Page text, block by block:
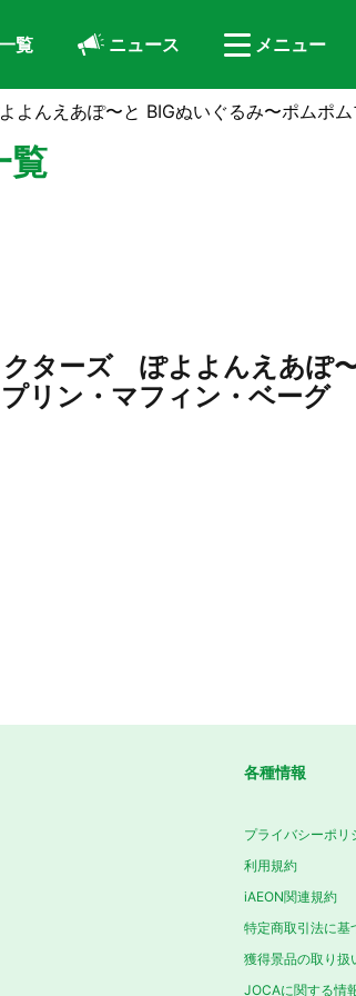
覧 ニュース メニュー
よんえあぽ〜と BIGぬいぐるみ〜ポムポ
覧
クターズ ぽよよんえあぽ
リン・マフィン・ベーグ
各種情報
プライバシーポリ
利用規約
iAEON関連規約
特定商取引法に基
獲得景品の取り扱
JOCAに関する情